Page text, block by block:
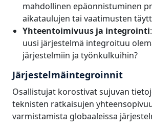
mahdollinen epäonnistuminen
aikataulujen tai vaatimusten
Yhteentoimivuus ja integrointi
uusi järjestelmä integroituu
järjestelmiin ja työnkulkuihin?
Järjestelmäintegroinnit
Osallistujat korostivat sujuvan
teknisten ratkaisujen
varmistamista globaaleissa